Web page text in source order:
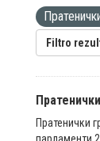
Filtro
Пратенички